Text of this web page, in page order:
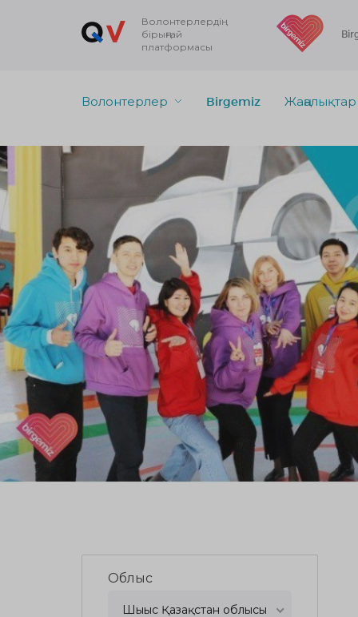
Волонтерлердің
бірыңғай
платформасы
Волонтерлер Birgemiz Жаңалықтар
Облыс
Шығыс Қазақстан облысы